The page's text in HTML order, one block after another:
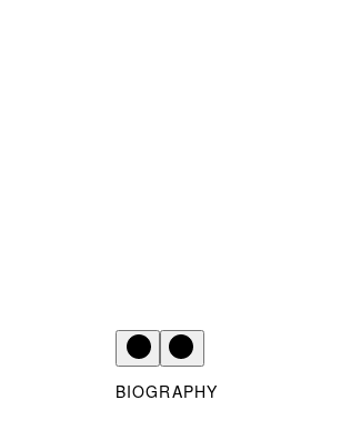
BIOGRAPHY